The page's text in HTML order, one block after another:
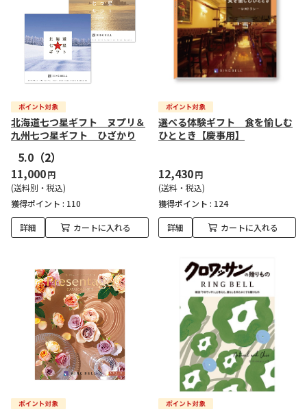
北海道七つ星ギフト ヌプリ＆
九州七つ星ギフト ひざかり
5.0 （2）
11,000円
(送料別・税込)
獲得ポイント : 110
詳細 カートに入れる
選べる体験ギフト 食を愉しむ
ひととき【慶事用】
12,430円
(送料・税込)
獲得ポイント : 124
詳細 カートに入れる